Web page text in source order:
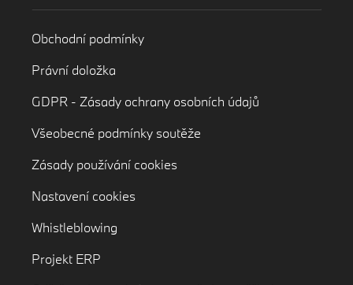
Obchodní podmínky
Právní doložka
GDPR - Zásady ochrany osobních údajů
Všeobecné podmínky soutěže
Zásady používání cookies
Nastavení cookies
Whistleblowing
Projekt ERP